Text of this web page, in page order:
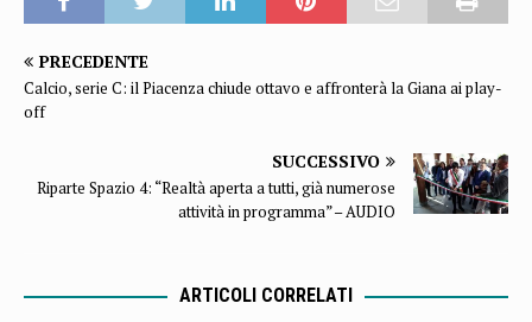
PRECEDENTE
Calcio, serie C: il Piacenza chiude ottavo e affronterà la Giana ai play-
off
SUCCESSIVO
Riparte Spazio 4: “Realtà aperta a tutti, già numerose
attività in programma” – AUDIO
ARTICOLI CORRELATI